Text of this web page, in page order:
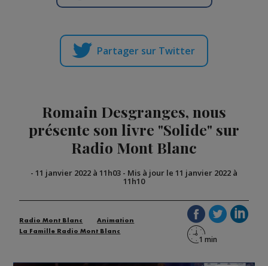
Partager sur Twitter
Romain Desgranges, nous
présente son livre "Solide" sur
Radio Mont Blanc
- 11 janvier 2022 à 11h03 - Mis à jour le 11 janvier 2022 à
11h10
Radio Mont Blanc
Animation
La Famille Radio Mont Blanc